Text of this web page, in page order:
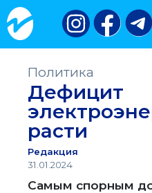
Политика
Дефицит
расти
Редакция
31.01.2024
Самым спорным